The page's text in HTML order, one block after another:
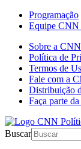
Programação
Equipe CNN
Sobre a CNN
Política de
Termos de
Fale com a
Distribuição
Faça parte
Buscar